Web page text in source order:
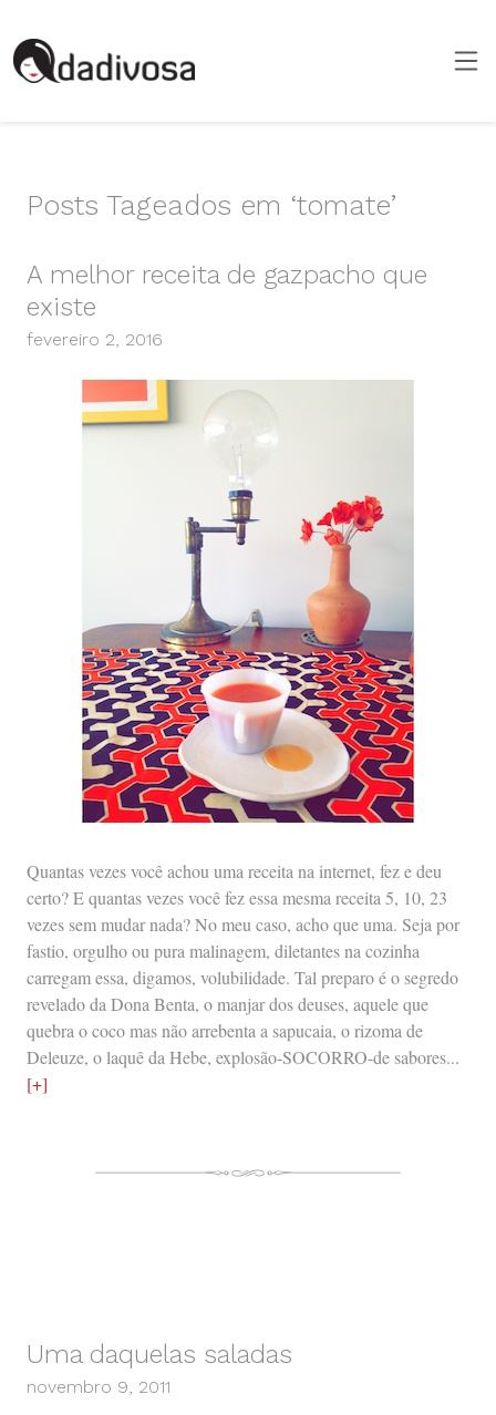
Posts Tageados em ‘tomate’
A melhor receita de gazpacho que
existe
fevereiro 2, 2016
Quantas vezes você achou uma receita na internet, fez e deu
certo? E quantas vezes você fez essa mesma receita 5, 10, 23
vezes sem mudar nada? No meu caso, acho que uma. Seja por
fastio, orgulho ou pura malinagem, diletantes na cozinha
carregam essa, digamos, volubilidade. Tal preparo é o segredo
revelado da Dona Benta, o manjar dos deuses, aquele que
quebra o coco mas não arrebenta a sapucaia, o rizoma de
Deleuze, o laquê da Hebe, explosão-SOCORRO-de sabores...
[+]
Uma daquelas saladas
novembro 9, 2011